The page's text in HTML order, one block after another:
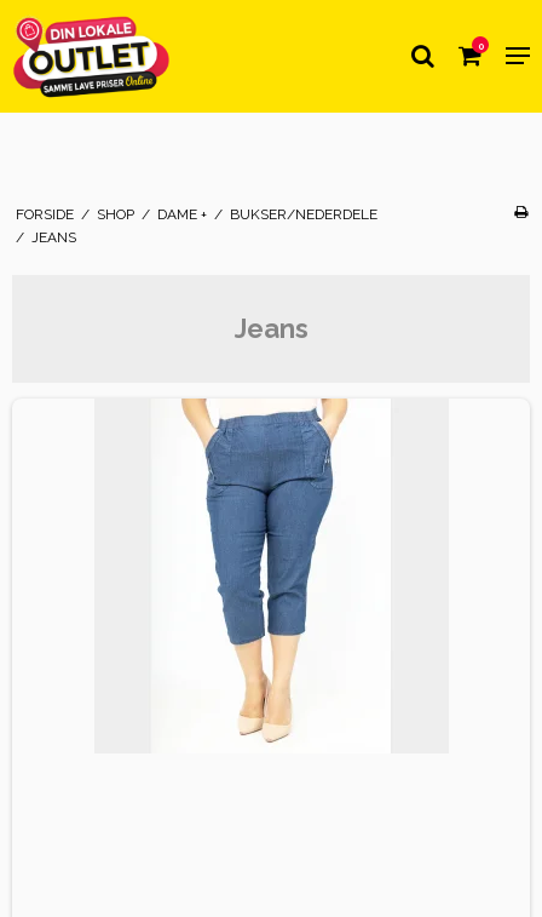
0
FORSIDE / SHOP / DAME + / BUKSER/NEDERDELE
/ JEANS
Jeans